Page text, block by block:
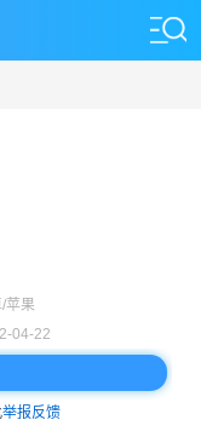
苹果
04-22
举报反馈